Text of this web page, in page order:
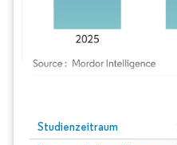
Studienzeitraum